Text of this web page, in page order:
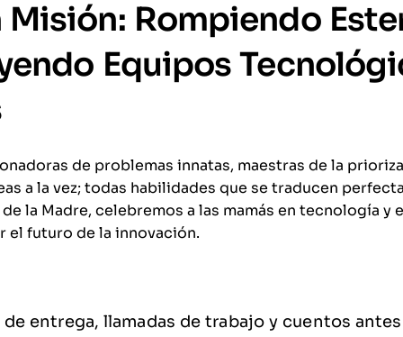
Misión: Rompiendo
Equipos
de problemas innatas, maestras de la
a la vez; todas habilidades que se traducen
la Madre, celebremos a las mamás en tecnología y
el futuro de la innovación.
entrega, llamadas de trabajo y cuentos